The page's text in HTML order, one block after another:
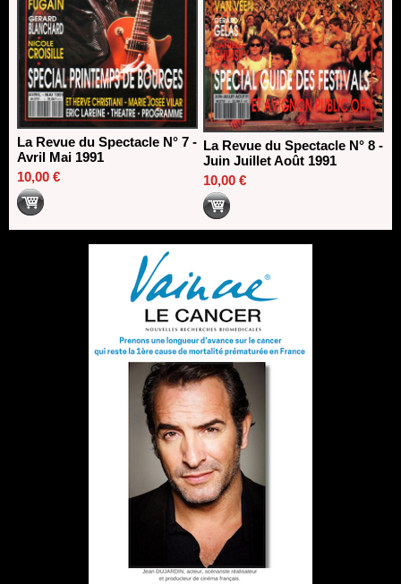
La Revue du Spectacle N° 7 -
Avril Mai 1991
10,00 €
La Revue du Spectacle N° 8 -
Juin Juillet Août 1991
10,00 €